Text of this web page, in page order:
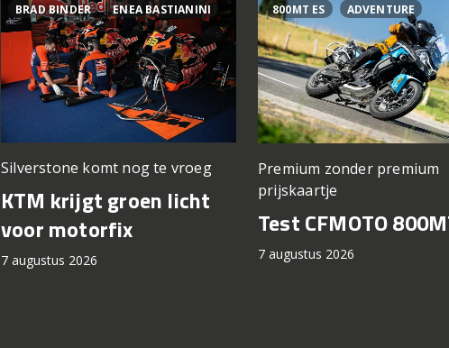
BRAD BINDER ENEA BASTIANINI
Silverstone komt nog te vroeg
KTM krijgt groen licht
voor motorfix
7 augustus 2026
800MT ES ADVENTURE
Premium zonder premium
prijskaartje
Test CFMOTO
7 augustus 2026